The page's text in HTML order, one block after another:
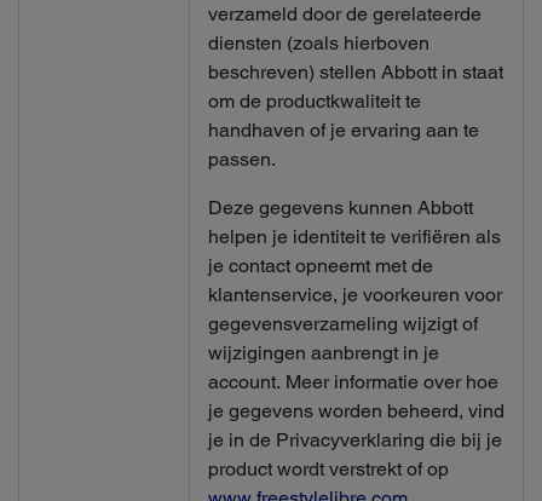
verzameld door de gerelateerde
diensten (zoals hierboven
beschreven) stellen Abbott in staat
om de productkwaliteit te
handhaven of je ervaring aan te
passen.
Deze gegevens kunnen Abbott
helpen je identiteit te verifiëren als
je contact opneemt met de
klantenservice, je voorkeuren voor
gegevensverzameling wijzigt of
wijzigingen aanbrengt in je
account. Meer informatie over hoe
je gegevens worden beheerd, vind
je in de Privacyverklaring die bij je
product wordt verstrekt of op